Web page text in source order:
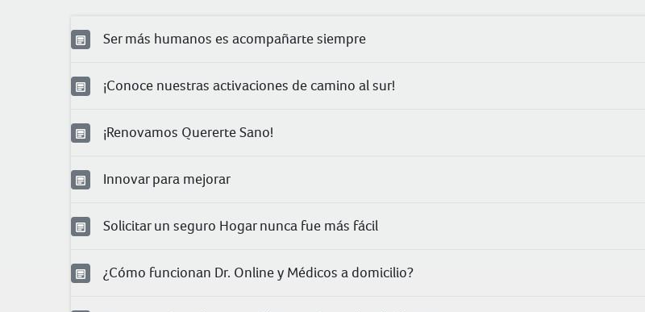
Ser más humanos es acompañarte siempre
¡Conoce nuestras activaciones de camino al sur!
¡Renovamos Quererte Sano!
Innovar para mejorar
Solicitar un seguro Hogar nunca fue más fácil
¿Cómo funcionan Dr. Online y Médicos a domicilio?